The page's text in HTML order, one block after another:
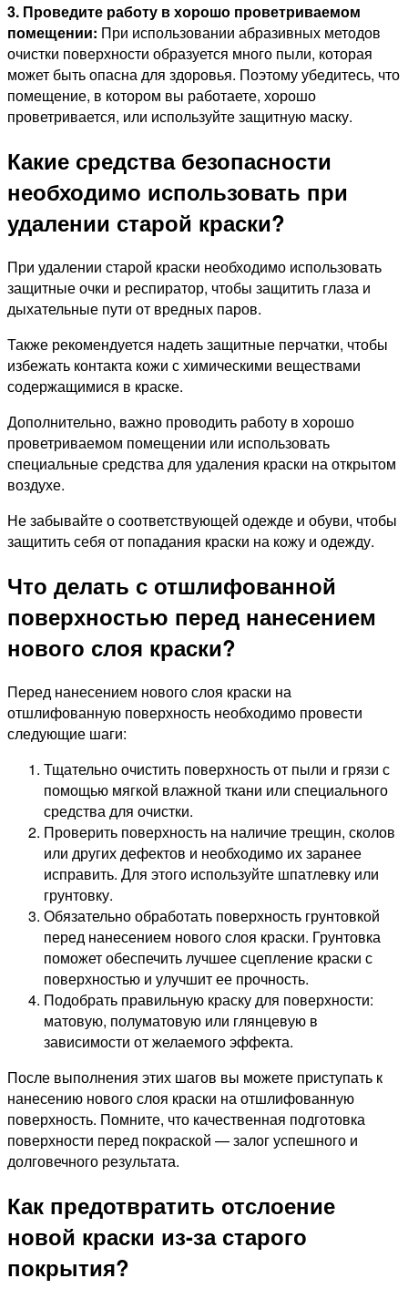
3. Проведите работу в хорошо проветриваемом
помещении: При использовании абразивных методов
очистки поверхности образуется много пыли, которая
может быть опасна для здоровья. Поэтому убедитесь, что
помещение, в котором вы работаете, хорошо
проветривается, или используйте защитную маску.
Какие средства безопасности
необходимо использовать при
удалении старой краски?
При удалении старой краски необходимо использовать
защитные очки и респиратор, чтобы защитить глаза и
дыхательные пути от вредных паров.
Также рекомендуется надеть защитные перчатки, чтобы
избежать контакта кожи с химическими веществами
содержащимися в краске.
Дополнительно, важно проводить работу в хорошо
проветриваемом помещении или использовать
специальные средства для удаления краски на открытом
воздухе.
Не забывайте о соответствующей одежде и обуви, чтобы
защитить себя от попадания краски на кожу и одежду.
Что делать с отшлифованной
поверхностью перед нанесением
нового слоя краски?
Перед нанесением нового слоя краски на
отшлифованную поверхность необходимо провести
следующие шаги:
Тщательно очистить поверхность от пыли и грязи с
помощью мягкой влажной ткани или специального
средства для очистки.
Проверить поверхность на наличие трещин, сколов
или других дефектов и необходимо их заранее
исправить. Для этого используйте шпатлевку или
грунтовку.
Обязательно обработать поверхность грунтовкой
перед нанесением нового слоя краски. Грунтовка
поможет обеспечить лучшее сцепление краски с
поверхностью и улучшит ее прочность.
Подобрать правильную краску для поверхности:
матовую, полуматовую или глянцевую в
зависимости от желаемого эффекта.
После выполнения этих шагов вы можете приступать к
нанесению нового слоя краски на отшлифованную
поверхность. Помните, что качественная подготовка
поверхности перед покраской — залог успешного и
долговечного результата.
Как предотвратить отслоение
новой краски из-за старого
покрытия?